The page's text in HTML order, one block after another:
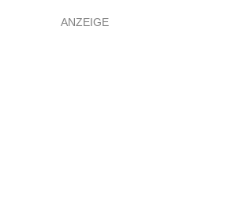
ANZEIGE